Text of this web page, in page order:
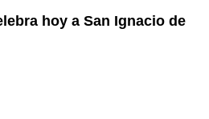
hoy a San Ignacio de